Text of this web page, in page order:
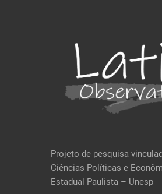
Projeto de pesquisa
Ciências Políticas e
Estadual Paulista – Unesp